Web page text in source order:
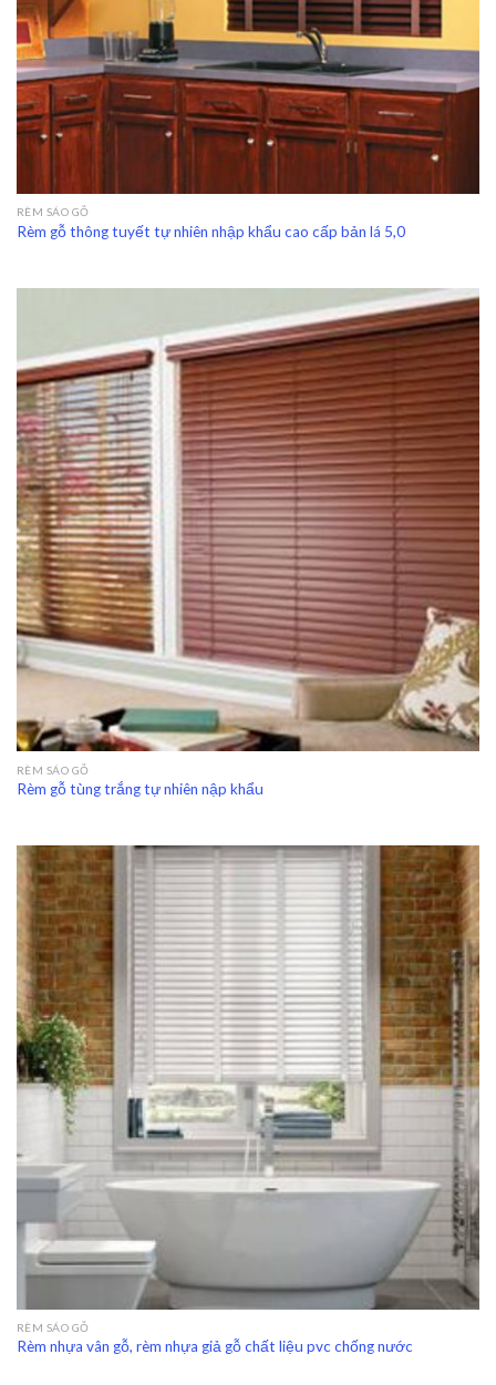
RÈM SÁO GỖ
Rèm gỗ thông tuyết tự nhiên nhập khẩu cao cấp bản lá 5,0
RÈM SÁO GỖ
Rèm gỗ tùng trắng tự nhiên nập khẩu
RÈM SÁO GỖ
Rèm nhựa vân gỗ, rèm nhựa giả gỗ chất liệu pvc chống nước